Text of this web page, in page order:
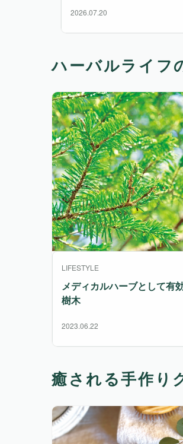
2026.07.20
ハーバルライフ
LIFESTYLE
メディカルハーブとして有
樹木
2023.06.22
癒される手作り